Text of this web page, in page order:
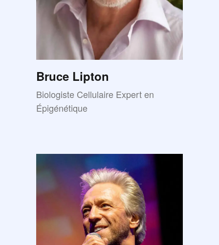
Bruce Lipton
Biologiste Cellulaire Expert en
Épigénétique